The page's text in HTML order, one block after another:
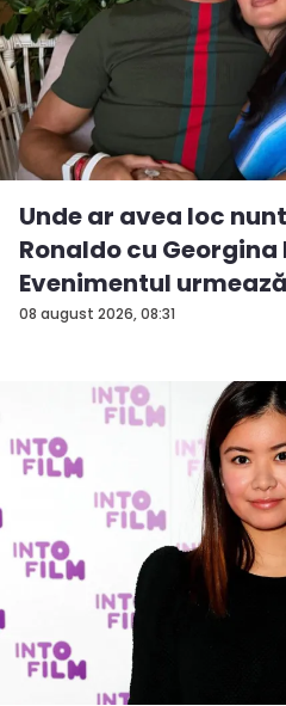
08 august 2026, 08:31
Unde ar avea loc
Ronaldo cu Georgina
Evenimentul